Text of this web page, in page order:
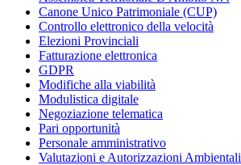
Canone Unico Patrimoniale (CUP)
Controllo elettronico della velocità
Elezioni Provinciali
Fatturazione elettronica
GDPR
Modifiche alla viabilità
Modulistica digitale
Negoziazione telematica
Pari opportunità
Personale amministrativo
Valutazioni e Autorizzazioni Ambientali